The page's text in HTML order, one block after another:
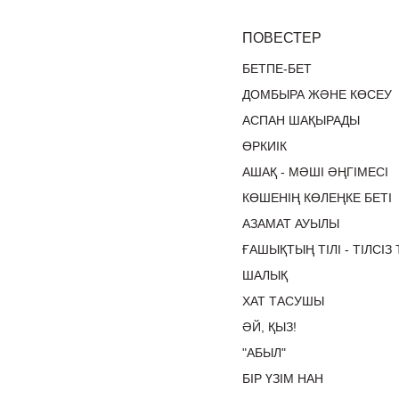
ПОВЕСТЕР
БЕТПЕ-БЕТ
ДОМБЫРА ЖӘНЕ КӨСЕУ
АСПАН ШАҚЫРАДЫ
ӨРКИІК
АШАҚ - МӘШІ ӘҢГІМЕСІ
КӨШЕНІҢ КӨЛЕҢКЕ БЕТІ
АЗАМАТ АУЫЛЫ
ҒАШЫҚТЫҢ ТІЛІ - ТІЛСІЗ
ШАЛЫҚ
ХАТ ТАСУШЫ
ӘЙ, ҚЫЗ!
"АБЫЛ"
БІР ҮЗІМ НАН